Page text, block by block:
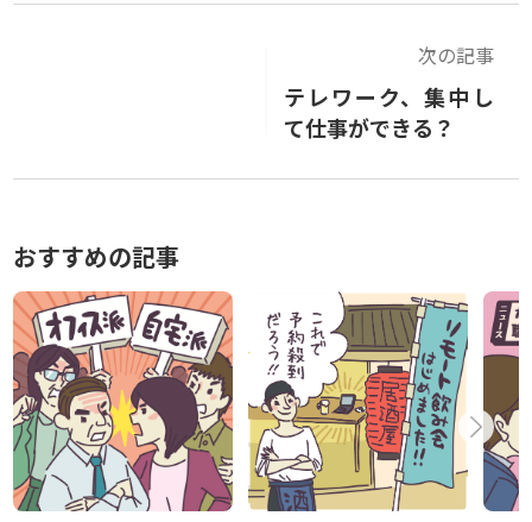
次の記事
テレワーク、集中し
て仕事ができる？
おすすめの記事